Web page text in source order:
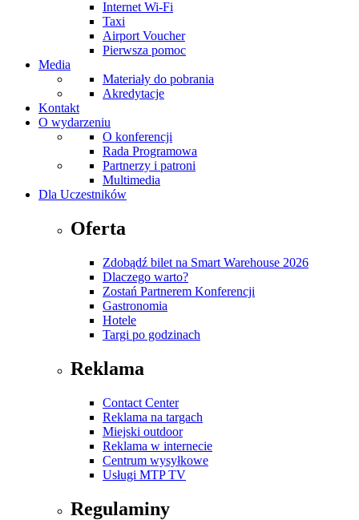
Internet Wi-Fi
Taxi
Airport Voucher
Pierwsza pomoc
Media
Materiały do pobrania
Akredytacje
Kontakt
O wydarzeniu
O konferencji
Rada Programowa
Partnerzy i patroni
Multimedia
Dla Uczestników
Oferta
Zdobądź bilet na Smart Warehouse 2026
Dlaczego warto?
Zostań Partnerem Konferencji
Gastronomia
Hotele
Targi po godzinach
Reklama
Contact Center
Reklama na targach
Miejski outdoor
Reklama w internecie
Centrum wysyłkowe
Usługi MTP TV
Regulaminy